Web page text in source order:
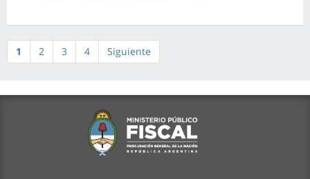
1 2 3 4 Siguiente